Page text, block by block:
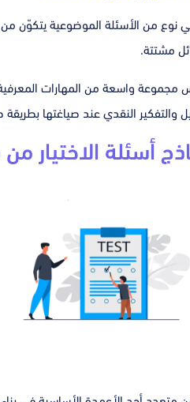
نوع من الأسئلة الموضوعية يتكوّن
مشتتة.
واسعة من المهارات
والتفكير النقدي عند صياغتها
أسئلة الاختيار